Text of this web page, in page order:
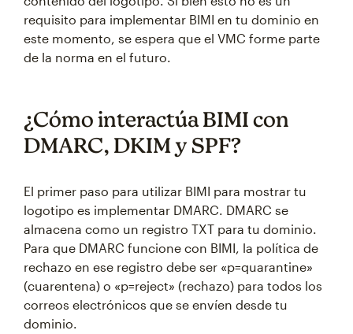
requisito para implementar BIMI en tu dominio en
este momento, se espera que el VMC forme parte
de la norma en el futuro.
¿Cómo interactúa BIMI con
DMARC, DKIM y SPF?
El primer paso para utilizar BIMI para mostrar tu
logotipo es implementar DMARC. DMARC se
almacena como un registro TXT para tu dominio.
Para que DMARC funcione con BIMI, la política de
rechazo en ese registro debe ser «p=quarantine»
(cuarentena) o «p=reject» (rechazo) para todos los
correos electrónicos que se envíen desde tu
dominio.